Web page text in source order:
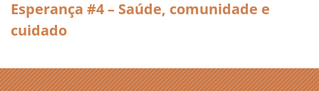
Esperança #4 – Saúde, comunidade e
cuidado